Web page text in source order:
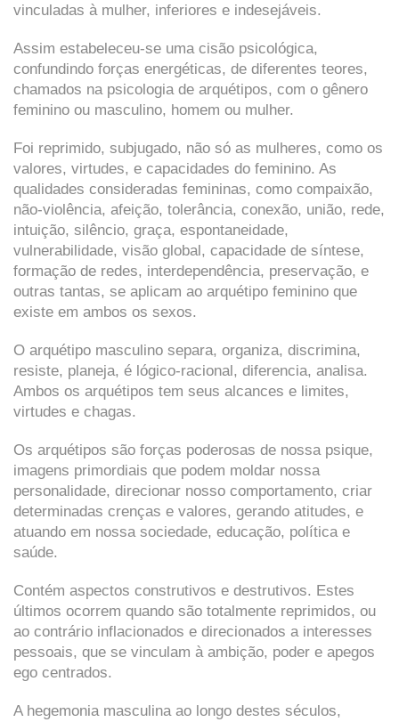
vinculadas à mulher, inferiores e indesejáveis.
Assim estabeleceu-se uma cisão psicológica,
confundindo forças energéticas, de diferentes teores,
chamados na psicologia de arquétipos, com o gênero
feminino ou masculino, homem ou mulher.
Foi reprimido, subjugado, não só as mulheres, como os
valores, virtudes, e capacidades do feminino. As
qualidades consideradas femininas, como compaixão,
não-violência, afeição, tolerância, conexão, união, rede,
intuição, silêncio, graça, espontaneidade,
vulnerabilidade, visão global, capacidade de síntese,
formação de redes, interdependência, preservação, e
outras tantas, se aplicam ao arquétipo feminino que
existe em ambos os sexos.
O arquétipo masculino separa, organiza, discrimina,
resiste, planeja, é lógico-racional, diferencia, analisa.
Ambos os arquétipos tem seus alcances e limites,
virtudes e chagas.
Os arquétipos são forças poderosas de nossa psique,
imagens primordiais que podem moldar nossa
personalidade, direcionar nosso comportamento, criar
determinadas crenças e valores, gerando atitudes, e
atuando em nossa sociedade, educação, política e
saúde.
Contém aspectos construtivos e destrutivos. Estes
últimos ocorrem quando são totalmente reprimidos, ou
ao contrário inflacionados e direcionados a interesses
pessoais, que se vinculam à ambição, poder e apegos
ego centrados.
A hegemonia masculina ao longo destes séculos,